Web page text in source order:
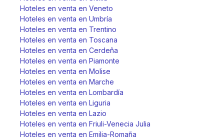
Hoteles en venta en Veneto
Hoteles en venta en Umbría
Hoteles en venta en Trentino
Hoteles en venta en Toscana
Hoteles en venta en Cerdeña
Hoteles en venta en Piamonte
Hoteles en venta en Molise
Hoteles en venta en Marche
Hoteles en venta en Lombardía
Hoteles en venta en Liguria
Hoteles en venta en Lazio
Hoteles en venta en Friuli-Venecia Julia
Hoteles en venta en Emilia-Romaña